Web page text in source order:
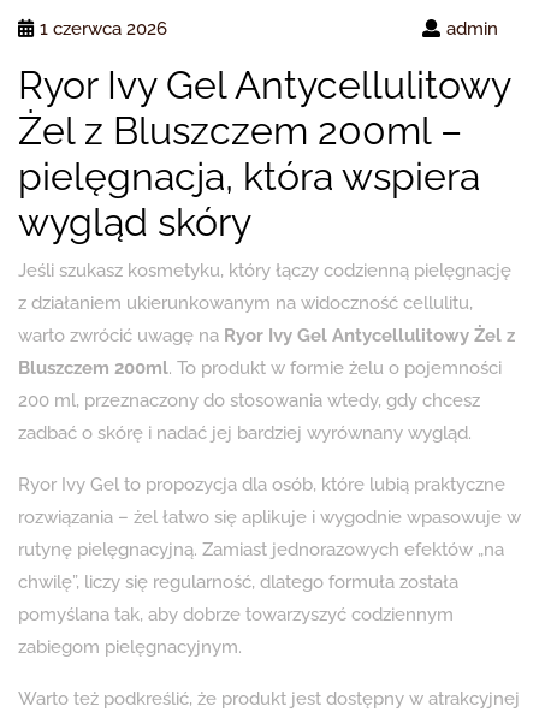
1 czerwca 2026 admin
Ryor Ivy Gel Antycellulitowy
Żel z Bluszczem 200ml –
pielęgnacja, która wspiera
wygląd skóry
Jeśli szukasz kosmetyku, który łączy codzienną pielęgnację
z działaniem ukierunkowanym na widoczność cellulitu,
warto zwrócić uwagę na Ryor Ivy Gel Antycellulitowy Żel z
Bluszczem 200ml. To produkt w formie żelu o pojemności
200 ml, przeznaczony do stosowania wtedy, gdy chcesz
zadbać o skórę i nadać jej bardziej wyrównany wygląd.
Ryor Ivy Gel to propozycja dla osób, które lubią praktyczne
rozwiązania – żel łatwo się aplikuje i wygodnie wpasowuje w
rutynę pielęgnacyjną. Zamiast jednorazowych efektów „na
chwilę”, liczy się regularność, dlatego formuła została
pomyślana tak, aby dobrze towarzyszyć codziennym
zabiegom pielęgnacyjnym.
Warto też podkreślić, że produkt jest dostępny w atrakcyjnej